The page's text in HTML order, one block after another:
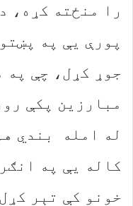
جوړ کړل، چې په
مبارزین پکې
کاله یې په
خونو کې تېر